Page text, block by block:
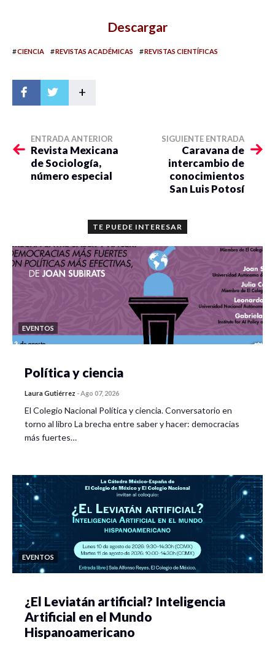
Descargar
#CIENCIA #REVISTAS ACADÉMICAS #REVISTAS CIENTÍFICAS
+
ENTRADA ANTERIOR
Revista Mexicana
de Sociología,
número especial
SIGUIENTE ENTRADA
Caravana de
intercambio de
conocimientos
San Luis Potosí
TE PUEDE INTERESAR
EVENTOS
Política y ciencia
Laura Gutiérrez -Ago 07, 2026
El Colegio Nacional Política y ciencia. Conversatorio en
torno al libro La brecha entre saber y hacer: democracias
más fuertes…
EVENTOS
¿El Leviatán artificial? Inteligencia
Artificial en el Mundo
Hispanoamericano